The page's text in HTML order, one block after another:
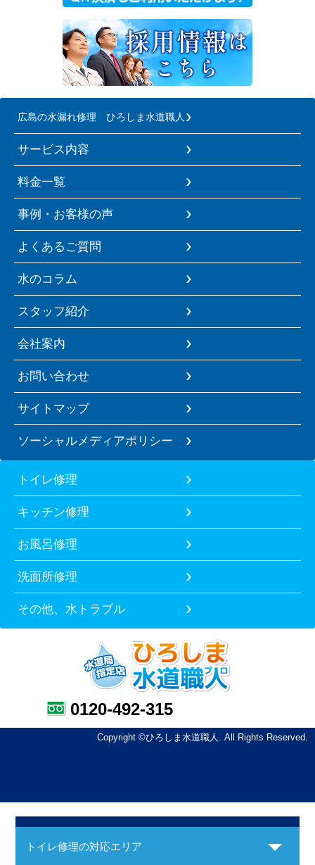
広島の水漏れ修理 ひろしま水道職人
サービス内容
料金一覧
事例・お客様の声
よくあるご質問
水のコラム
スタッフ紹介
会社案内
お問い合わせ
サイトマップ
ソーシャルメディアポリシー
トイレ修理
キッチン修理
お風呂修理
洗面所修理
その他、水トラブル
0120-492-315
Copyright ©ひろしま水道職人. All Rights Reserved.
トイレ修理の対応エリア